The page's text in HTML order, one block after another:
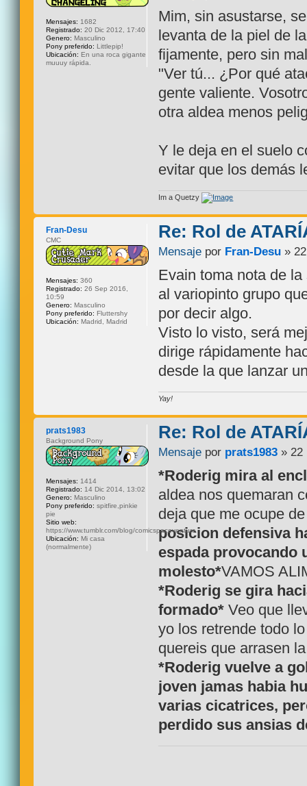
Mim, sin asustarse,
levanta de la piel de
fijamente, pero sin
"Ver tú... ¿Por qué
gente valiente.
otra aldea menos
Y le deja en el suelo
evitar que los demás
Im a Quetzy
Mensajes: 1682
Registrado: 20 Dic 2012, 17:40
Genero: Masculino
Pony preferido: Littlepip!
Ubicación: En una roca gigante
muuuy rápida.
Re: Rol de
Mensaje por Fran-Desu »
Evain toma nota de
al variopinto grupo
por decir algo.
Visto lo visto, será
dirige rápidamente
desde la que lanzar
Yay!
Fran-Desu
CMC
Mensajes: 360
Registrado: 26 Sep 2016,
10:59
Genero: Masculino
Pony preferido: Fluttershy
Ubicación: Madrid, Madrid
Re: Rol de
Mensaje por prats1983 » 22
*Roderig mira al
aldea nos quemaran
deja que me ocupe
posicion defensiva
espada provocando
molesto*VAMOS
*Roderig se gira
formado* Veo que
yo los retrende todo
quereis que arrasen
*Roderig vuelve a
joven jamas habia
varias cicatrices,
perdido sus ansias
prats1983
Background Pony
Mensajes: 1414
Registrado: 14 Dic 2014, 13:02
Genero: Masculino
Pony preferido: spitfire,pinkie
pie
Sitio web:
https://www.tumblr.com/blog/comicspaceventure
Ubicación: Mi casa
(normalmente)